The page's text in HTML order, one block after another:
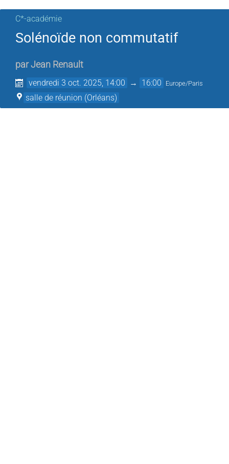
C*-académie
Solénoïde non commutatif
parJean Renault
vendredi 3 oct. 2025, 14:00 → 16:00 Europe/Paris
salle de réunion (Orléans)